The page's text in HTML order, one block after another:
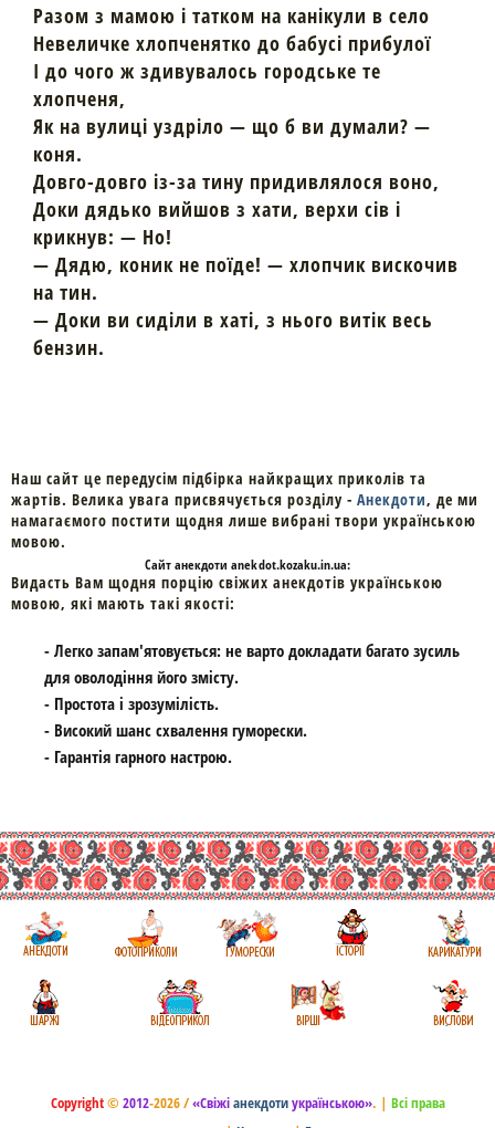
Разом з мамою і татком на канікули в село
Невеличке хлопченятко до бабусі прибулої
І до чого ж здивувалось городське те
хлопченя,
Як на вулиці уздріло — що б ви думали? —
коня.
Довго-довго із-за тину придивлялося воно,
Доки дядько вийшов з хати, верхи сів і
крикнув: — Но!
— Дядю, коник не поїде! — хлопчик вискочив
на тин.
— Доки ви сиділи в хаті, з нього витік весь
бензин.
Наш сайт це передусім підбірка найкращих приколів та
жартів. Велика увага присвячується розділу - Анекдоти, де ми
намагаємого постити щодня лише вибрані твори українською
мовою.
Cайтанекдоти anekdot.kozaku.in.ua:
Видасть Вам щодня порцію свіжих анекдотів українською
мовою, які мають такі якості:
- Легко запам'ятовується: не варто докладати багато зусиль
для оволодіння його змісту.
- Простота і зрозумілість.
- Високий шанс схвалення гуморески.
- Гарантія гарного настрою.
Copyright© 2012-2026 /«Свіжіанекдотиукраїнською». | Всі права